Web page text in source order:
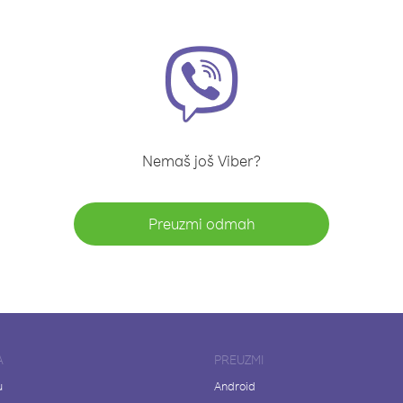
Nemaš još Viber?
Preuzmi odmah
PREUZMI
Android